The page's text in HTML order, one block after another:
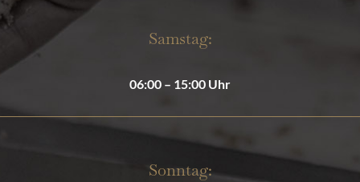
Samstag:
06:00 – 15:00 Uhr
Sonntag: